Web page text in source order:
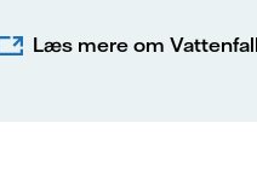
Læs mere om